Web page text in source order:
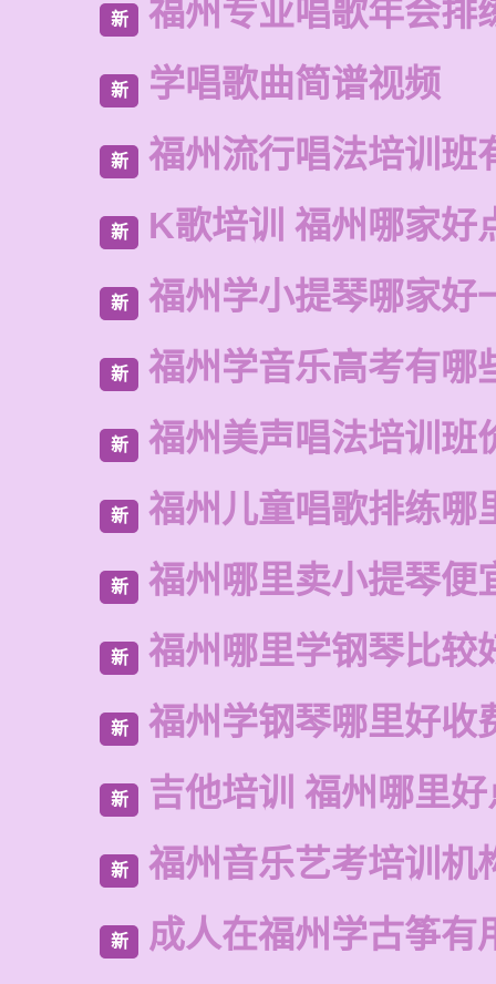
新 福州专业唱歌年会排
新 学唱歌曲简谱视频
新 福州流行唱法培训班
新 K歌培训 福州哪家好
新 福州学小提琴哪家好
新 福州学音乐高考有哪
新 福州美声唱法培训班
新 福州儿童唱歌排练哪
新 福州哪里卖小提琴便
新 福州哪里学钢琴比较
新 福州学钢琴哪里好收
新 吉他培训 福州哪里好
新 福州音乐艺考培训机
新 成人在福州学古筝有